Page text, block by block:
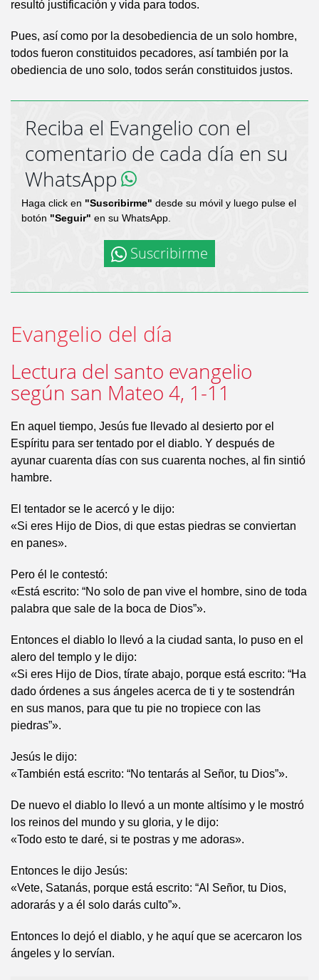
resultó justificación y vida para todos.
Pues, así como por la desobediencia de un solo hombre,
todos fueron constituidos pecadores, así también por la
obediencia de uno solo, todos serán constituidos justos.
Reciba el Evangelio con el
comentario de cada día en su
WhatsApp
Haga click en "Suscribirme" desde su móvil y luego pulse el
botón "Seguir" en su WhatsApp.
Suscribirme
Evangelio del día
Lectura del santo evangelio
según san Mateo 4, 1-11
En aquel tiempo, Jesús fue llevado al desierto por el
Espíritu para ser tentado por el diablo. Y después de
ayunar cuarenta días con sus cuarenta noches, al fin sintió
hambre.
El tentador se le acercó y le dijo:
«Si eres Hijo de Dios, di que estas piedras se conviertan
en panes».
Pero él le contestó:
«Está escrito: “No solo de pan vive el hombre, sino de toda
palabra que sale de la boca de Dios”».
Entonces el diablo lo llevó a la ciudad santa, lo puso en el
alero del templo y le dijo:
«Si eres Hijo de Dios, tírate abajo, porque está escrito: “Ha
dado órdenes a sus ángeles acerca de ti y te sostendrán
en sus manos, para que tu pie no tropiece con las
piedras”».
Jesús le dijo:
«También está escrito: “No tentarás al Señor, tu Dios”».
De nuevo el diablo lo llevó a un monte altísimo y le mostró
los reinos del mundo y su gloria, y le dijo:
«Todo esto te daré, si te postras y me adoras».
Entonces le dijo Jesús:
«Vete, Satanás, porque está escrito: “Al Señor, tu Dios,
adorarás y a él solo darás culto”».
Entonces lo dejó el diablo, y he aquí que se acercaron los
ángeles y lo servían.